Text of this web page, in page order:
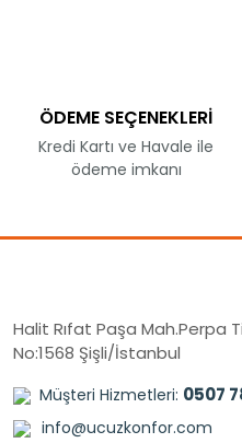
ÖDEME SEÇENEKLERİ
Kredi Kartı ve Havale ile
ödeme imkanı
Halit Rıfat Paşa Mah.Perpa
No:1568 Şişli/İstanbul
Müşteri Hizmetleri: 0507
info@ucuzkonfor.com